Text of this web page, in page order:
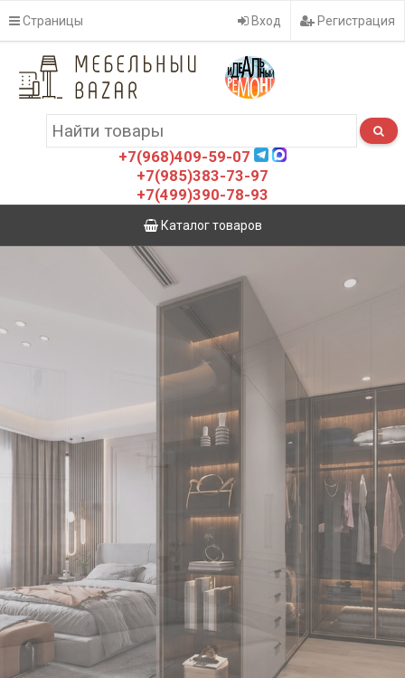
Страницы Вход Регистрация
+7(968)409-59-07
+7(985)383-73-97
+7(499)390-78-93
Каталог товаров